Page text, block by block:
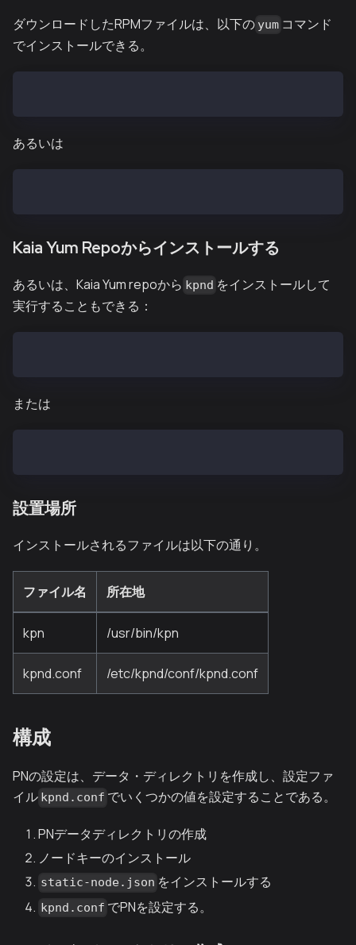
ダウンロードしたRPMファイルは、以下の yum コマンド
でインストールできる。
あるいは
Kaia Yum Repoからインストールする
あるいは、Kaia Yum repoから kpnd をインストールして
実行することもできる：
または
設置場所
インストールされるファイルは以下の通り。
ファイル名 所在地
kpn /usr/bin/kpn
kpnd.conf /etc/kpnd/conf/kpnd.conf
構成
PNの設定は、データ・ディレクトリを作成し、設定ファ
イル kpnd.conf でいくつかの値を設定することである。
PNデータディレクトリの作成
ノードキーのインストール
static-node.json をインストールする
kpnd.conf でPNを設定する。